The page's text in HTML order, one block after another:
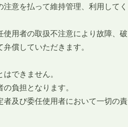
意を払って維持管理、利用してく
用者の取扱不注意により故障、破
償していただきます。
できません。
負担となります。
及び委任使用者において一切の責